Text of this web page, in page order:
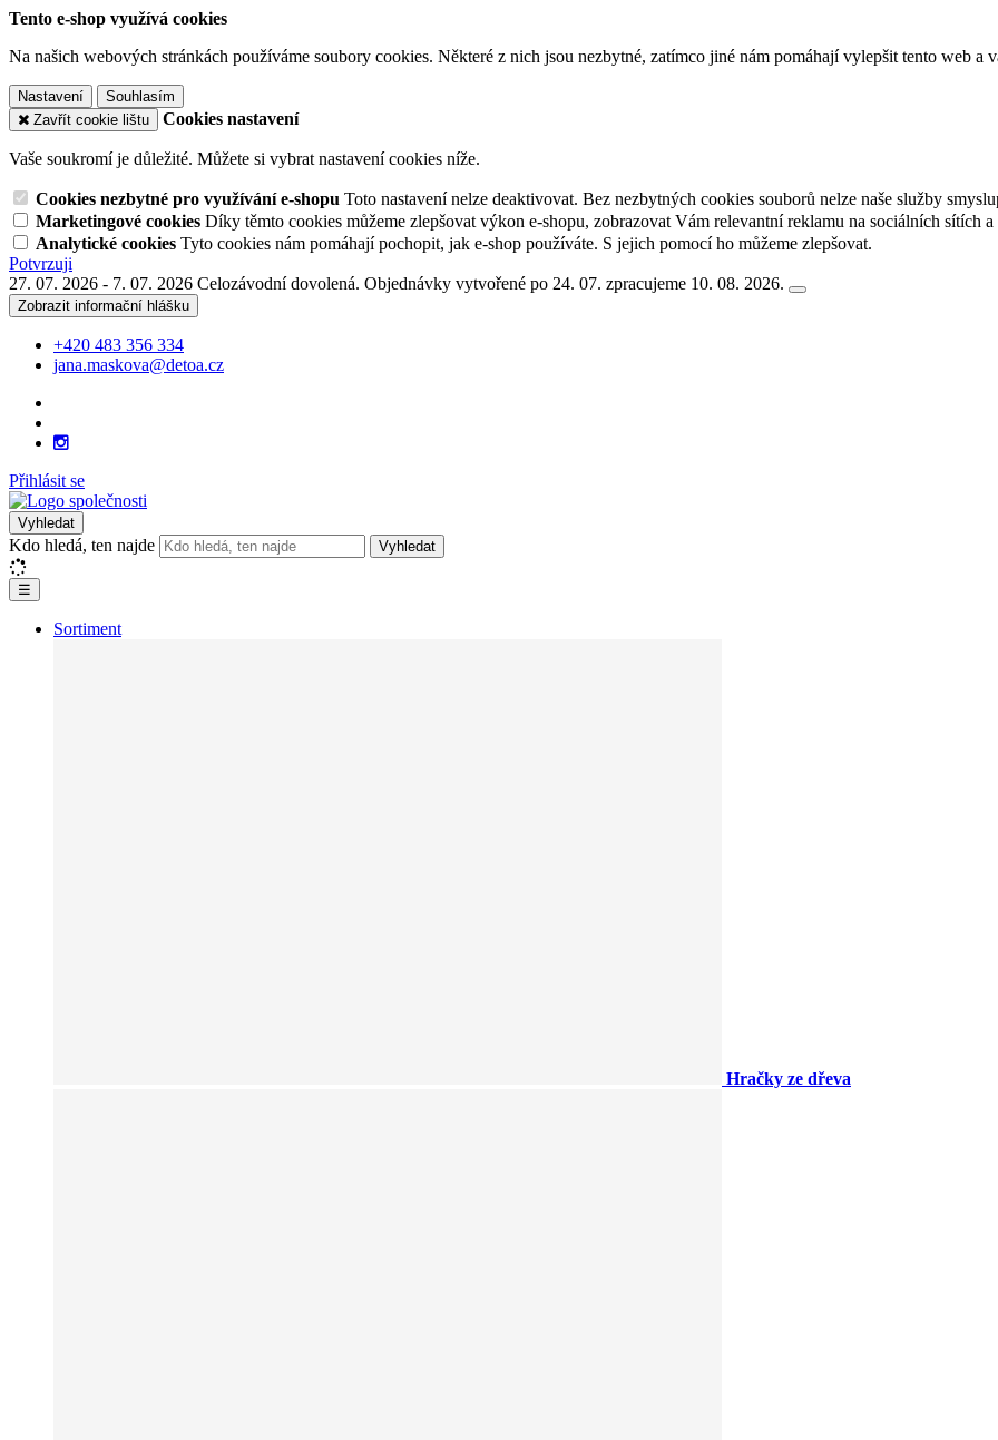
Tento e-shop využívá cookies
Na našich webových stránkách používáme soubory cookies. Některé z nich jsou nezbytné, zatímco jiné nám pomáhají vylepšit tento web a
Nastavení
Souhlasím
Zavřít cookie lištu
Cookies nastavení
Vaše soukromí je důležité. Můžete si vybrat nastavení cookies níže.
Cookies nezbytné pro využívání e-shopu Toto nastavení nelze deaktivovat. Bez nezbytných cookies souborů nelze naše služby
Marketingové cookies Díky těmto cookies můžeme zlepšovat výkon e-shopu, zobrazovat Vám relevantní reklamu na sociálních sítích
Analytické cookies Tyto cookies nám pomáhají pochopit, jak e-shop používáte. S jejich pomocí ho můžeme zlepšovat.
Potvrzuji
27. 07. 2026 - 7. 07. 2026 Celozávodní dovolená. Objednávky vytvořené po 24. 07. zpracujeme 10. 08. 2026.
Zobrazit informační hlášku
+420 483 356 334
jana.maskova@detoa.cz
Přihlásit se
Vyhledat
Kdo hledá, ten najde Vyhledat
☰
Sortiment
Hračky ze dřeva